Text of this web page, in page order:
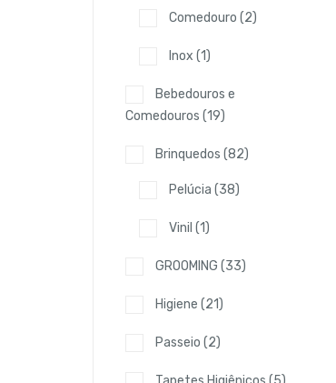
Comedouro (2)
Inox (1)
Bebedouros e
Comedouros (19)
Brinquedos (82)
Pelúcia (38)
Vinil (1)
GROOMING (33)
Higiene (21)
Passeio (2)